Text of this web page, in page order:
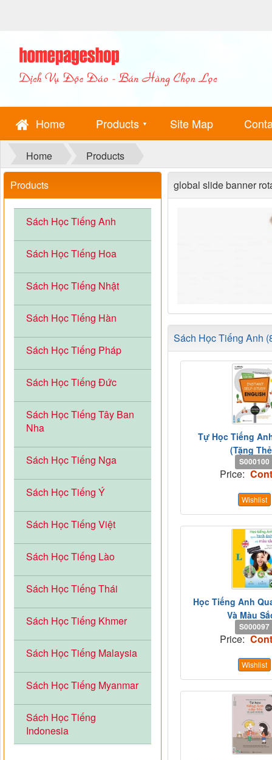
Home Products ▼ Site Map
Home Products
global slide banner
Sách Học Tiếng Anh
Tự Học Tiếng
(Tặng
S000100
Price:
Wishlist
Học Tiếng Anh
Và Màu
S000097
Price:
Wishlist
Products
Sách Học Tiếng Anh
Sách Học Tiếng Hoa
Sách Học Tiếng Nhật
Sách Học Tiếng Hàn
Sách Học Tiếng Pháp
Sách Học Tiếng Đức
Sách Học Tiếng Tây Ban
Nha
Sách Học Tiếng Nga
Sách Học Tiếng Ý
Sách Học Tiếng Việt
Sách Học Tiếng Lào
Sách Học Tiếng Thái
Sách Học Tiếng Khmer
Sách Học Tiếng Malaysia
Sách Học Tiếng Myanmar
Sách Học Tiếng
Indonesia